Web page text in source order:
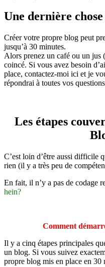
Une dernière
Créer votre propre blog peut
jusqu’à 30 minutes.
Alors prenez un café ou un jus
coincé. Si vous avez besoin
place, contactez-moi ici et je
répondrai à toutes vos
Les étapes
C’est loin d’être aussi difficile
rien (il y a très peu de
En fait, il n’y a pas de codage
hein?
Comment
Il y a cinq étapes principales
un blog. Si vous suivez
propre blog mis en place en 30